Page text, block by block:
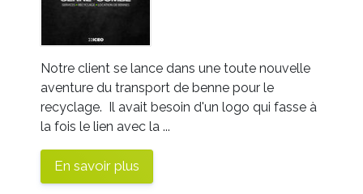
Notre client se lance dans une toute nouvelle
aventure du transport de benne pour le
recyclage. Il avait besoin d'un logo qui fasse à
la fois le lien avec la ...
En savoir plus